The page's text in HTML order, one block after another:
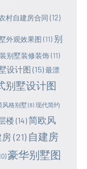
村自建房合同 (12)
外观效果图 (11) 别
别墅装修装饰(11)
设计图 (15)最漂
别墅设计图
风格别墅(8) 现代简约
楼 (14)简欧风
房(21) 自建房
豪华别墅图